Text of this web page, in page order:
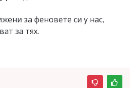
за феновете си у нас,
за тях.